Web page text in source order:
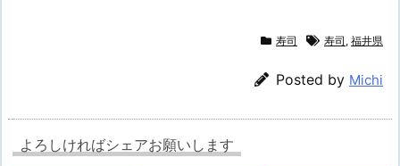
寿司 寿司 , 福井県
Posted by Michi
よろしければシェアお願いします